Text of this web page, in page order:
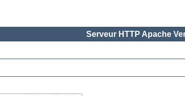
Serveur HTTP Apache